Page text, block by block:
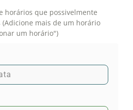
horários que possivelmente
mais de um horário
um horário")